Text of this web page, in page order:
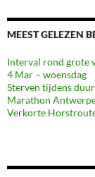
MEEST GELEZEN
Interval rond grote
4 Mar – woensdag
Sterven tijdens
Marathon
Verkorte